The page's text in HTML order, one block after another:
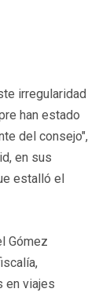
irregularidad
han estado
del consejo",
en sus
estalló el
Gómez
en viajes